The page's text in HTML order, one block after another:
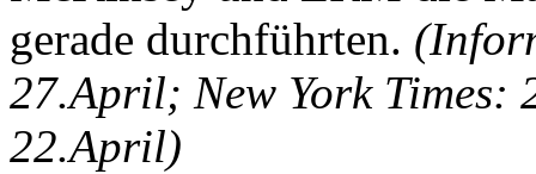
gerade durchführten.
27.April; New York Times:
22.April)